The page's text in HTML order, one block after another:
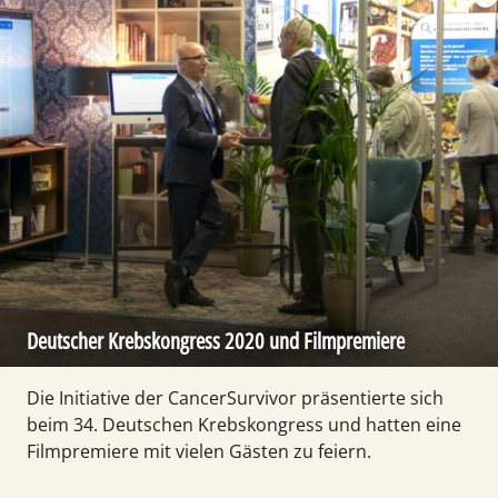
Deutscher Krebs­kongress 2020 und Film­premiere
Die Initiative der CancerSurvivor präsentierte sich
beim 34. Deutschen Krebs­kongress und hatten eine
Filmpremiere mit vielen Gästen zu feiern.